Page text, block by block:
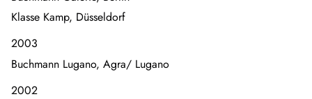
Klasse Kamp, Düsseldorf
2003
Buchmann Lugano, Agra/ Lugano
2002